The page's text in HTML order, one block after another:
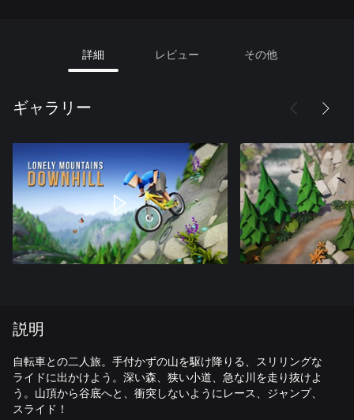
詳細 レビュー その他
ギャラリー
説明
自転車との二人旅。手付かずの山を駆け降りる、スリリングな
ライドに出かけよう。深い森、狭い小道、急な川を走り抜けよ
う。山頂から谷底へと、衝突しないようにレース、ジャンプ、
スライド！